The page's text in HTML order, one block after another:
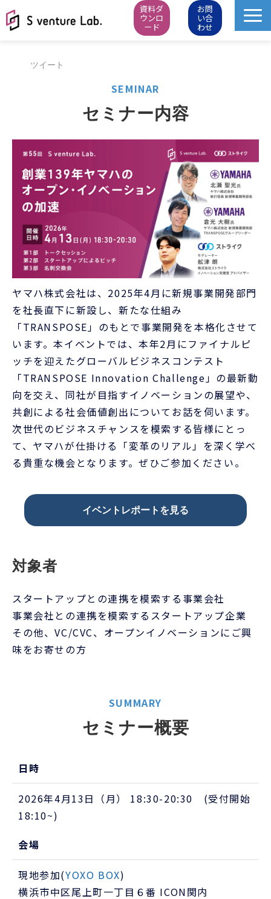
資料ダ
ウンロ
ード
お問
い合
わせ
スタートアップピッチ
M&Aニュース
M&Aデータベース
お知らせ・イベントレポート
会社概要
ツイート
SEMINAR
セミナー内容
ヤマハ株式会社は、2025年4月に新規事業開発部門
を社長直下に新設し、新たな仕組み
「TRANSPOSE」のもとで事業開発を本格化させて
います。本イベントでは、本年2月にファイナルピ
ッチを迎えたグローバルビジネスコンテスト
「TRANSPOSE Innovation Challenge」の最新動
向を交え、同社が目指すイノベーションの展望や、
共創による社会価値創出についてお話を伺います。
次世代のビジネスチャンスを模索する皆様にとっ
て、ヤマハが仕掛ける「変革のリアル」を深く学べ
る貴重な機会となります。ぜひご参加ください。
イベントレポートを見る
対象者
スタートアップとの連携を模索する事業会社
事業会社との連携を模索するスタートアップ企業
その他、VC/CVC、オープンイノベーションにご興
味をお寄せの方
SUMMARY
セミナー概要
日時
2026年4月13日（月） 18:30-20:30 (受付開始
18:10~)
会場
現地参加(YOXO BOX)
横浜市中区尾上町一丁目６番 ICON関内